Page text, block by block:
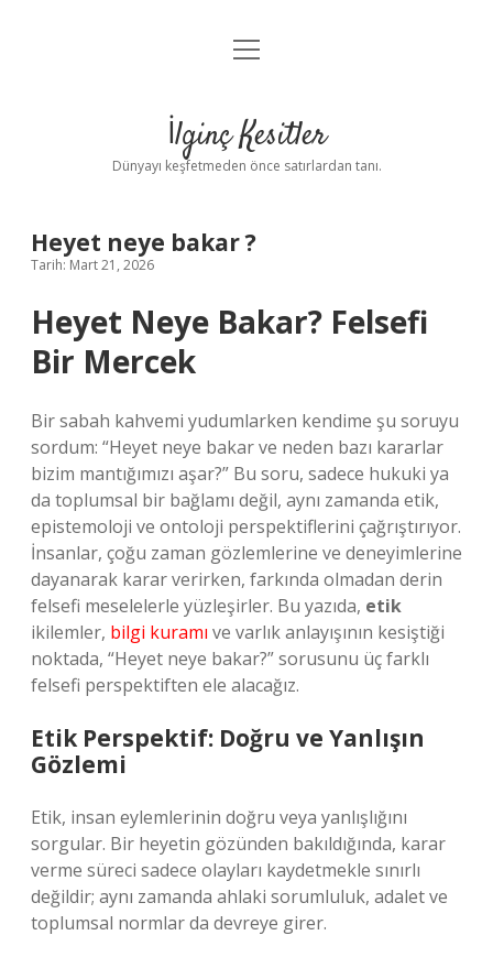
Anasayfa
Yasal Uyarı
menüyü
İlginç Kesitler
Dünyayı keşfetmeden önce satırlardan tanı.
Heyet neye bakar ?
Tarih: Mart 21, 2026
Heyet Neye Bakar? Felsefi
Bir Mercek
Bir sabah kahvemi yudumlarken kendime şu soruyu
sordum: “Heyet neye bakar ve neden bazı kararlar
bizim mantığımızı aşar?” Bu soru, sadece hukuki ya
da toplumsal bir bağlamı değil, aynı zamanda etik,
epistemoloji ve ontoloji perspektiflerini çağrıştırıyor.
İnsanlar, çoğu zaman gözlemlerine ve deneyimlerine
dayanarak karar verirken, farkında olmadan derin
felsefi meselelerle yüzleşirler. Bu yazıda, etik
ikilemler, bilgi kuramı ve varlık anlayışının kesiştiği
noktada, “Heyet neye bakar?” sorusunu üç farklı
felsefi perspektiften ele alacağız.
Etik Perspektif: Doğru ve Yanlışın
Gözlemi
Etik, insan eylemlerinin doğru veya yanlışlığını
sorgular. Bir heyetin gözünden bakıldığında, karar
verme süreci sadece olayları kaydetmekle sınırlı
değildir; aynı zamanda ahlaki sorumluluk, adalet ve
toplumsal normlar da devreye girer.